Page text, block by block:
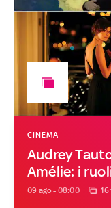
Audrey
Amélie: i
CINEMA
09 ago - 08:00